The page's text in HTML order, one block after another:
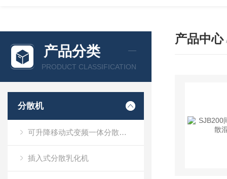
产品分类
PRODUCT CLASSIFICATION
分散机
可升降移动式变频一体分散乳化机
插入式分散乳化机
产品中心